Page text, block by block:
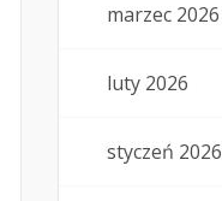
marzec 2026
luty 2026
styczeń 2026